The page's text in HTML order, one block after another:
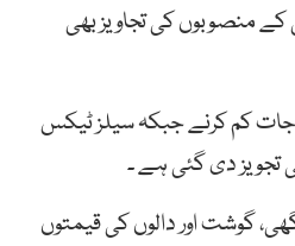
منصوبوں کی تجاویز بھی
کم کرنے جبکہ سیلز ٹیکس
گوشت اور دالوں کی قیمتوں